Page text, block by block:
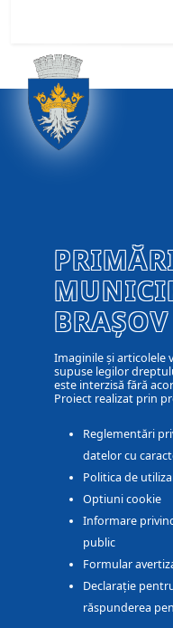
BRAȘOV
Imaginile și articolele
supuse legilor
este interzisă fără
Proiect realizat prin
Reglementări
datelor cu
Politica de
Optiuni cookie
Informare
public
Formular
Declarație
răspunderea